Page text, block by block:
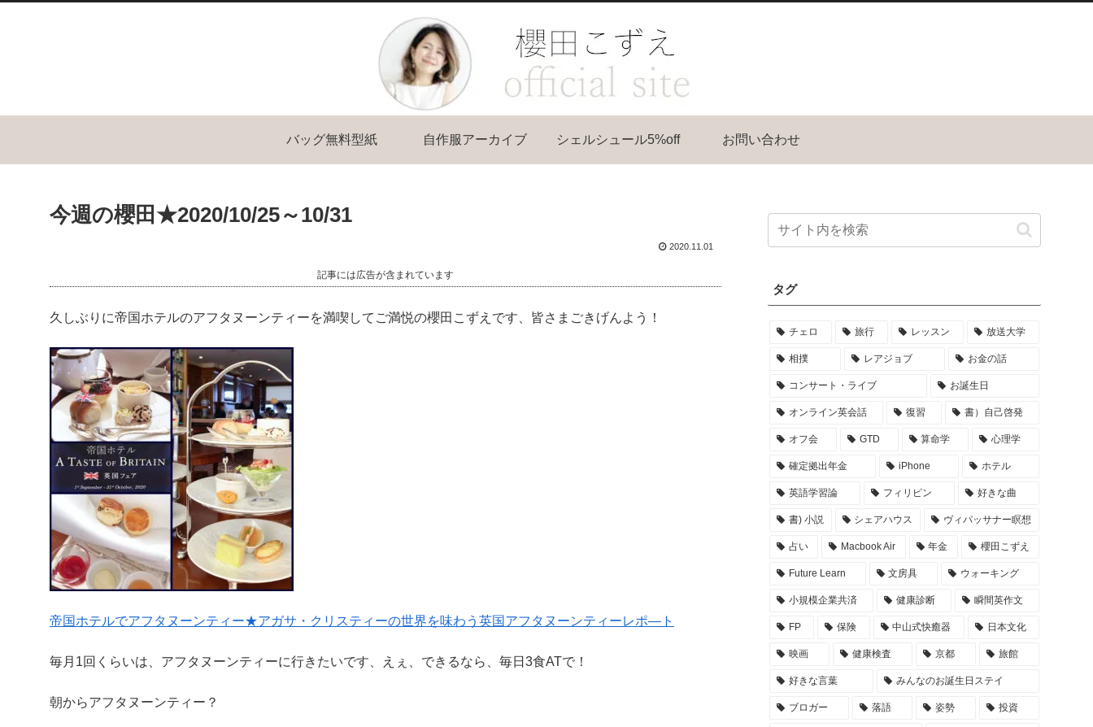
バッグ無料型紙 自作服アーカイブ シェルシュール5%off お問い合わせ
今週の櫻田★2020/10/25～10/31
2020.11.01
記事には広告が含まれています
久しぶりに帝国ホテルのアフタヌーンティーを満喫してご満悦の櫻田こずえです、皆さまごきげんよう！
帝国ホテルでアフタヌーンティー★アガサ・クリスティーの世界を味わう英国アフタヌーンティーレポ―ト
毎月1回くらいは、アフタヌーンティーに行きたいです、えぇ、できるなら、毎日3食ATで！
朝からアフタヌーンティー？
タグ
チェロ 旅行 レッスン 放送大学
相撲 レアジョブ お金の話
コンサート・ライブ お誕生日
オンライン英会話 復習 書）自己啓発
オフ会 GTD 算命学 心理学
確定拠出年金 iPhone ホテル
英語学習論 フィリピン 好きな曲
書) 小説 シェアハウス ヴィパッサナー瞑想
占い Macbook Air 年金 櫻田こずえ
Future Learn 文房具 ウォーキング
小規模企業共済 健康診断 瞬間英作文
FP 保険 中山式快癒器 日本文化
映画 健康検査 京都 旅館
好きな言葉 みんなのお誕生日ステイ
ブロガー 落語 姿勢 投資